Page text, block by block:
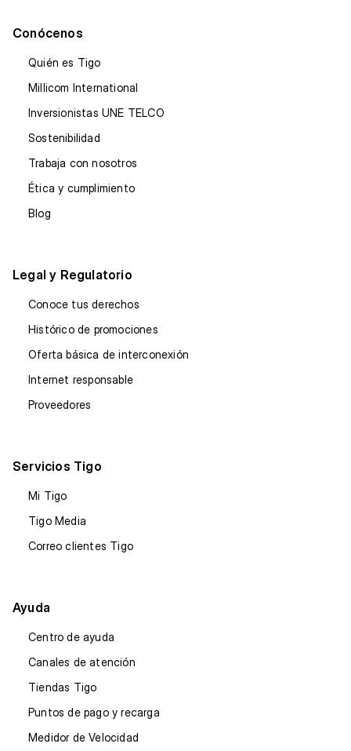
Conócenos
Quién es Tigo
Millicom International
Inversionistas UNE TELCO
Sostenibilidad
Trabaja con nosotros
Ética y cumplimiento
Blog
Legal y Regulatorio
Conoce tus derechos
Histórico de promociones
Oferta básica de interconexión
Internet responsable
Proveedores
Servicios Tigo
Mi Tigo
Tigo Media
Correo clientes Tigo
Ayuda
Centro de ayuda
Canales de atención
Tiendas Tigo
Puntos de pago y recarga
Medidor de Velocidad